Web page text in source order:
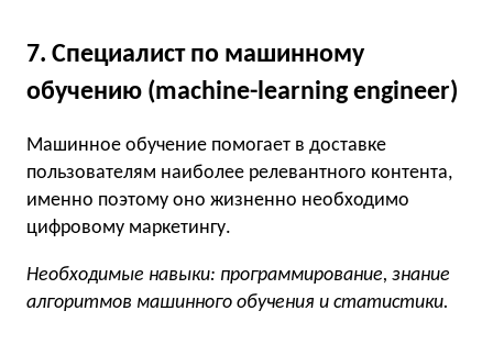
7. Специалист по машинному
обучению (machine-learning engineer)
Машинное обучение помогает в доставке
пользователям наиболее релевантного контента,
именно поэтому оно жизненно необходимо
цифровому маркетингу.
Необходимые навыки: программирование, знание
алгоритмов машинного обучения и статистики.